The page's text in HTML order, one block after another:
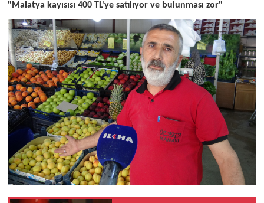
"Malatya kayısısı 400 TL'ye satılıyor ve bulunması zor"